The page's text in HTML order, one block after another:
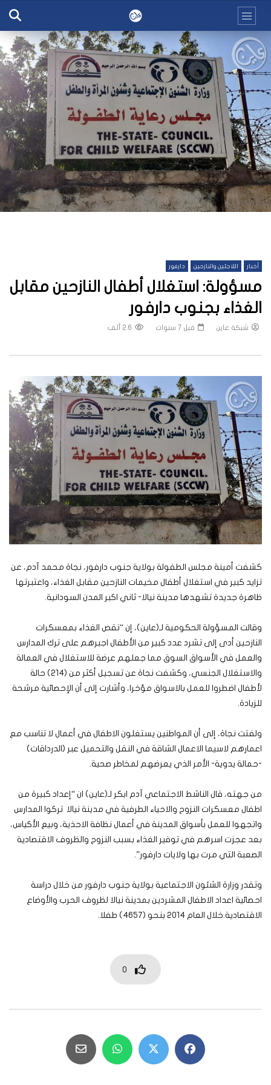
أخبار اللاجئين والنازحين دارفور
مسؤولة: استغلال أطفال النازحين مقابل
الغذاء بجنوب دارفور
شبكة عاين قبل 7 سنوات 2.6 ألف
كشفت أمينة مجلس الطفولة بولاية جنوب دارفور، نجاة محمد آدم، عن
تزايد كبير في استغلال أطفال مخيمات النازحين مقابل الغذاء، واعتبرتها
ظاهرة جديدة تشهدها مدينة نيالا- ثاني اكبر المدن السودانية.
وقالت المسؤولة الحكومية لـ(عاين)، إن “نقص الغذاء بمعسكرات
النازحين أدى إلى تشرد عدد كبير من الأطفال اجبرهم على ترك المدارس
والعمل في الأسواق السوق مما جعلهم عرضة للاستغلال في العمالة
والاستغلال الجنسي، وكشفت نجاة عن تسجيل أكثر من (٢١٤) حالة
لأطفال اضطروا للعمل بالاسواق مؤخرا، وأشارت إلى أن الإحصائية مرشحة
للزيادة.
ولفتت نجاة، إلى أن المواطنين يستغلون الاطفال في أعمال لا تناسب مع
اعمارهم لاسيما الاعمال الشاقة في النقل والتحميل عبر (الدرداقات)
-حمالة يدوية- الأمر الذي يعرضهم لمخاطر صحية.
من جهته، قال الناشط الاجتماعي آدم ابكر لـ(عاين) ان “إعداد كبيرة من
اطفال معسكرات النزوح والاحياء الطرفية في مدينة نيالا تركوا المدارس
واتجهوا للعمل بأسواق المدينة في أعمال نظافة الاحذية، وبيع الأكياس،
بعد عجزت اسرهم في توفير الغذاء بسبب النزوح والظروف الاقتصادية
الصعبة التي مرت بها ولايات دارفور”.
وتقدر وزارة الشئون الاجتماعية بولاية جنوب دارفور من خلال دراسة
احصائية اعداد الاطفال المشردين بمدينة نيالا لظروف الحرب والأوضاع
الاقتصادية.خلال العام ٢٠١٤ بنحو (٤٦٥٧) طفلا.
0